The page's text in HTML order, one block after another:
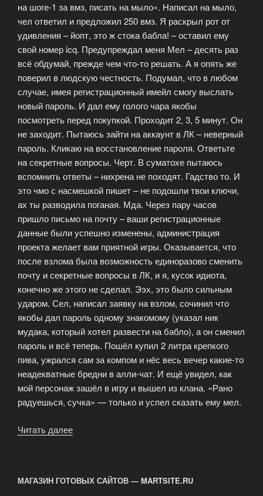
на шоге-1 за вмз, писать на мыло». Написал на мыло,
чел ответил и предложил 250 вмз. Я раскрыл рот от
удивления – йопт, это ж стока бабла! – оставил ему
свой номер icq. Предупреждал меня Мел – десять раз
всё обдумай, прежде чем что-то решать. А я опять же
поверил в людскую честность. Подумал, что в любом
случае, имея регистрационный имейл смогу выслать
новый пароль. И дал ему голого чара якобы
посмотреть перед покупкой. Проходит 2, 3, 5 минут. Он
не заходит. Пытаюсь зайти на аккаунт в ЛК – неверный
пароль. Кликаю на восстановление пароля. Ответьте
на секретные вопросы. Черт. В суматохе пытаюсь
вспомнить ответы – нихрена не походят. Гадство то. И
это чмо с насмешкой пишет – не подошли твои ключи,
ах ты разводила поганая. Мда. Через пару часов
пришло письмо на почту – ваши регистрационные
данные были успешно изменены, администрация
проекта желает вам приятной игры. Оказывается, что
после взлома была возможность единоразово сменить
почту и секретные вопросы в ЛК, и я, кусок идиота,
конечно же этого не сделал. Ээх, это было сильным
ударом. Сел, написал заявку на взлом, сочинил что
якобы дал пароль одному знакомому (указал ник
мудака, который хотел развести на бабло), а он сменил
пароль и всё теперь. Пошёл купил 2 литра крепкого
пива, ужрался сам за компом и нёс весь вечер какие-то
неадекватные бредни в алли-чат. И ещё увидел, как
мой персонаж зашёл в игру и вышел из клана. «Рано
радуешься, сучка» — только и успел сказать ему мел.
Читать далее
персонажей»
МАГАЗИН ГОТОВЫХ САЙТОВ — MARTSITE.RU